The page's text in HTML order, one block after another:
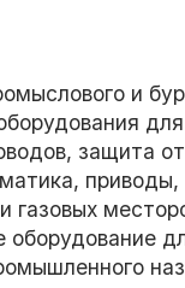
и
для
защита
приводы,